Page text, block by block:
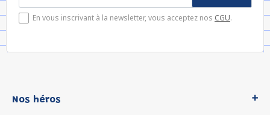
En vous inscrivant à la newsletter, vous acceptez nos CGU.
Nos héros